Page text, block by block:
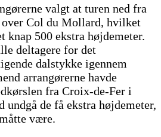
valgt at turen ned fra
Col du Mollard, hvilket
knap 500 ekstra højdemeter.
deltagere for det
dalstykke igennem
arrangørerne havde
fra Croix-de-Fer i
undgå de få ekstra højdemeter,
være.